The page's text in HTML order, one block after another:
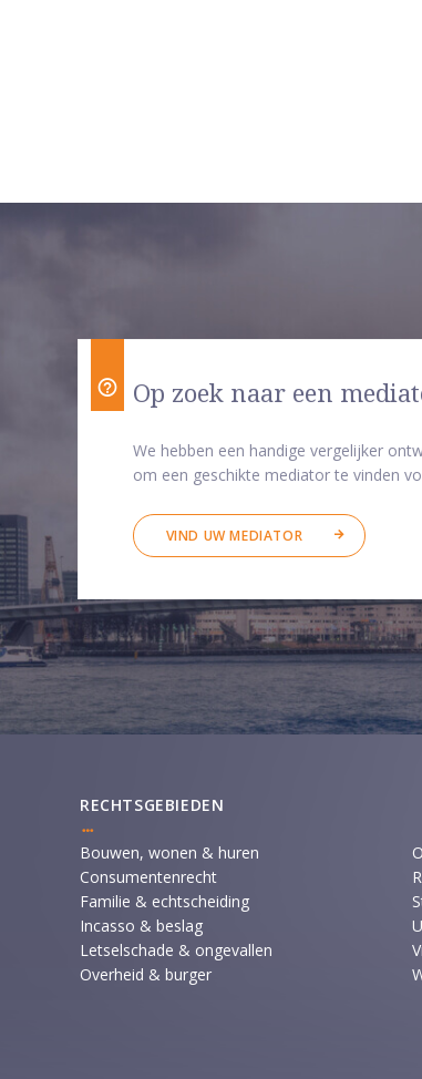
Op zoek naar een
We hebben een handige vergelijker
om een geschikte mediator te vinden
VIND UW MEDIATOR
RECHTSGEBIEDEN
Bouwen, wonen & huren
Consumentenrecht
Familie & echtscheiding
Incasso & beslag
Letselschade & ongevallen
Overheid & burger